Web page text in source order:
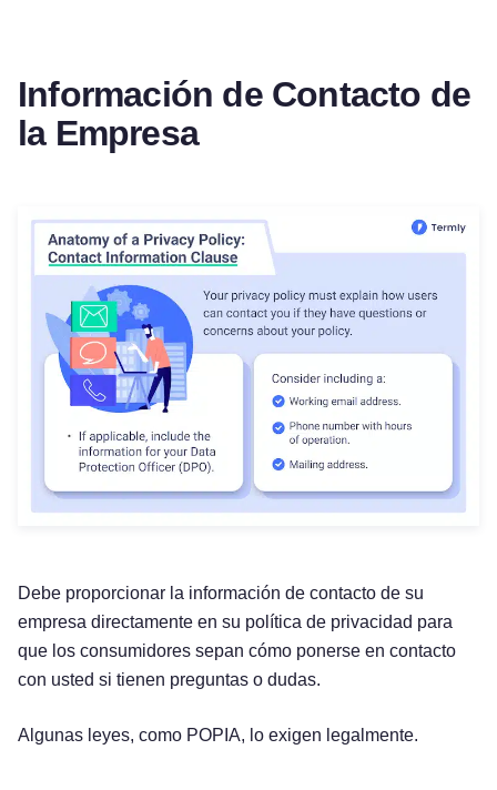
Información de Contacto de
la Empresa
Debe proporcionar la información de contacto de su
empresa directamente en su política de privacidad para
que los consumidores sepan cómo ponerse en contacto
con usted si tienen preguntas o dudas.
Algunas leyes, como POPIA, lo exigen legalmente.